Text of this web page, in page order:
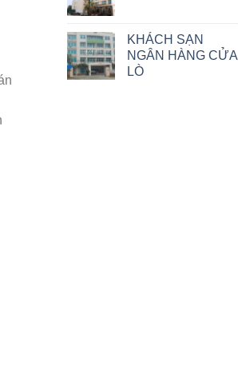
KHÁCH SẠN
NGÂN HÀNG CỬA
LÒ